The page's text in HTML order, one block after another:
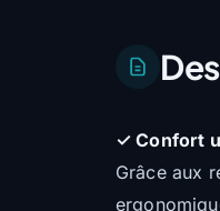
✓ Confort
Grâce aux